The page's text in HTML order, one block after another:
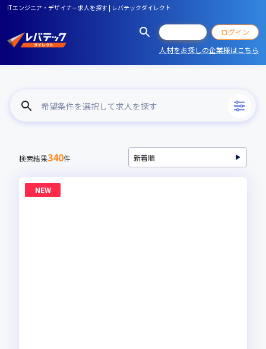
ITエンジニア・デザイナー求人を探す | レバテックダイレクト
ログイン
人材をお探しの企業様はこちら
希望条件を選択して求人を探す
検索結果340件
NEW